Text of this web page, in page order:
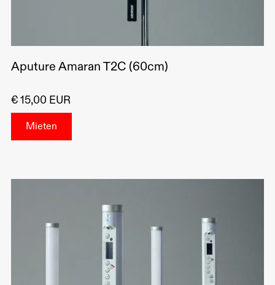
Aputure Amaran T2C (60cm)
€ 15,00 EUR